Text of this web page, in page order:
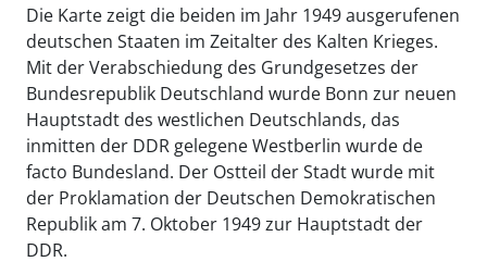
Die Karte zeigt die beiden im Jahr 1949 ausgerufenen
deutschen Staaten im Zeitalter des Kalten Krieges.
Mit der Verabschiedung des Grundgesetzes der
Bundesrepublik Deutschland wurde Bonn zur neuen
Hauptstadt des westlichen Deutschlands, das
inmitten der DDR gelegene Westberlin wurde de
facto Bundesland. Der Ostteil der Stadt wurde mit
der Proklamation der Deutschen Demokratischen
Republik am 7. Oktober 1949 zur Hauptstadt der
DDR.